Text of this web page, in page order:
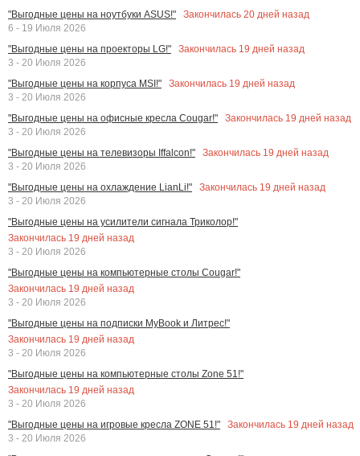
"Выгодные цены на ноутбуки ASUS!" Закончилась 20 дней назад
6 - 19 Июля 2026
"Выгодные цены на проекторы LG!"
Закончилась 19 дней назад
3 - 20 Июля 2026
"Выгодные цены на корпуса MSI!"
Закончилась 19 дней назад
3 - 20 Июля 2026
"Выгодные цены на офисные кресла Cougar!"
Закончилась 19 дней назад
3 - 20 Июля 2026
"Выгодные цены на телевизоры Iffalcon!"
Закончилась 19 дней назад
3 - 20 Июля 2026
"Выгодные цены на охлаждение LianLi!"
Закончилась 19 дней назад
3 - 20 Июля 2026
"Выгодные цены на усилители сигнала Триколор!"
Закончилась 19 дней назад
3 - 20 Июля 2026
"Выгодные цены на компьютерные столы Cougar!"
Закончилась 19 дней назад
3 - 20 Июля 2026
"Выгодные цены на подписки MyBook и Литрес!"
Закончилась 19 дней назад
3 - 20 Июля 2026
"Выгодные цены на компьютерные столы Zone 51!"
Закончилась 19 дней назад
3 - 20 Июля 2026
"Выгодные цены на игровые кресла ZONE 51!"
Закончилась 19 дней назад
3 - 20 Июля 2026